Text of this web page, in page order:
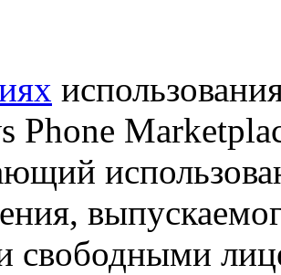
Phone
свободными